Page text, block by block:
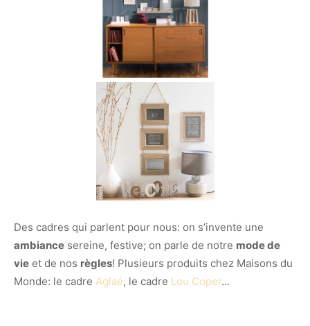
Des cadres qui parlent pour nous: on s’invente une
ambiance sereine, festive; on parle de notre mode de
vie et de nos règles! Plusieurs produits chez Maisons du
Monde: le cadre Aglaé, le cadre Lou Coper…